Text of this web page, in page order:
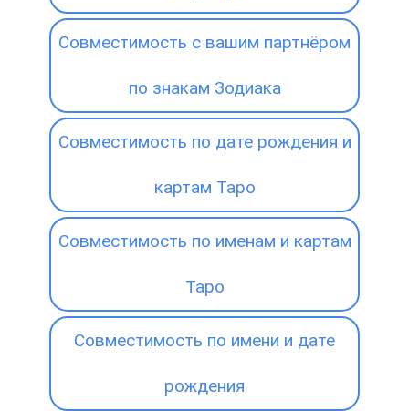
Совместимость с вашим партнёром
по знакам Зодиака
Совместимость по дате рождения и
картам Таро
Совместимость по именам и картам
Таро
Совместимость по имени и дате
рождения